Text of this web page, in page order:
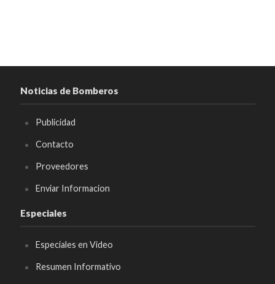
Noticias de Bomberos
Publicidad
Contacto
Proveedores
Enviar Informacion
Especiales
Especiales en Video
Resumen Informativo